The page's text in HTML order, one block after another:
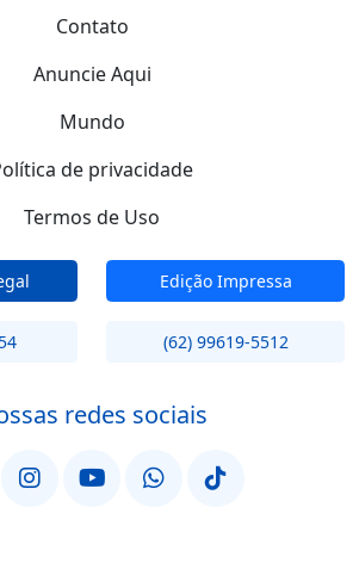
Contato
Anuncie Aqui
Mundo
de privacidade
Termos de Uso
Edição Impressa
(62) 99619-5512
redes sociais